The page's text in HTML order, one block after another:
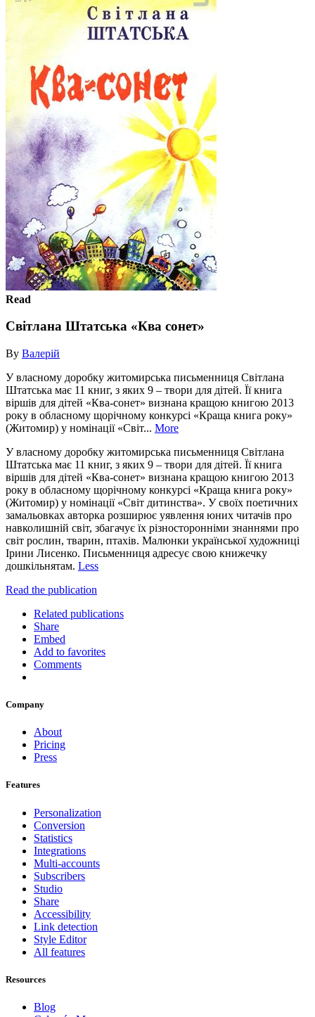
Read
Світлана Штатська «Ква сонет»
By Валерій
У власному доробку житомирська письменниця Світлана
Штатська має 11 книг, з яких 9 – твори для дітей. Її книга
віршів для дітей «Ква-сонет» визнана кращою книгою 2013
року в обласному щорічному конкурсі «Краща книга року»
(Житомир) у номінації «Світ... More
У власному доробку житомирська письменниця Світлана
Штатська має 11 книг, з яких 9 – твори для дітей. Її книга
віршів для дітей «Ква-сонет» визнана кращою книгою 2013
року в обласному щорічному конкурсі «Краща книга року»
(Житомир) у номінації «Світ дитинства». У своїх поетичних
замальовках авторка розширює уявлення юних читачів про
навколишній світ, збагачує їх різносторонніми знаннями про
світ рослин, тварин, птахів. Малюнки української художниці
Ірини Лисенко. Письменниця адресує свою книжечку
дошкільнятам. Less
Read the publication
Related publications
Share
Embed
Add to favorites
Comments
Company
About
Pricing
Press
Features
Personalization
Conversion
Statistics
Integrations
Multi-accounts
Subscribers
Studio
Share
Accessibility
Link detection
Style Editor
All features
Resources
Blog